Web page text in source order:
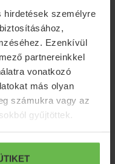
hirdetések személyre
Ezenkívül
partnereinkkel
vonatkozó
más olyan
számukra vagy az
gyűjtöttek.